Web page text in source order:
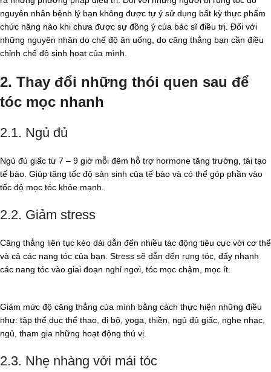
nguyên nhân bệnh lý bạn không được tự ý sử dụng bất kỳ thực phẩm
chức năng nào khi chưa được sự đồng ý của bác sĩ điều trị. Đối với
những nguyên nhân do chế độ ăn uống, do căng thẳng bạn cần điều
chỉnh chế độ sinh hoạt của mình.
2. Thay đổi những thói quen sau để
tóc mọc nhanh
2.1. Ngủ đủ
Ngủ đủ giấc từ 7 – 9 giờ mỗi đêm hỗ trợ hormone tăng trưởng, tái tạo
tế bào. Giúp tăng tốc độ sản sinh của tế bào và có thể góp phần vào
tốc độ mọc tóc khỏe mạnh.
2.2. Giảm stress
Căng thẳng liên tục kéo dài dẫn đến nhiều tác động tiêu cực với cơ thể
và cả các nang tóc của bạn. Stress sẽ dẫn đến rụng tóc, đẩy nhanh
các nang tóc vào giai đoạn nghỉ ngơi, tóc mọc chậm, mọc ít.
Giảm mức độ căng thẳng của mình bằng cách thực hiện những điều
như: tập thể dục thể thao, đi bộ, yoga, thiền, ngủ đủ giấc, nghe nhạc,
ngủ, tham gia những hoạt động thú vị.
2.3. Nhẹ nhàng với mái tóc